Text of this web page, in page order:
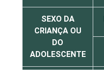
SEXO DA
CRIANÇA OU
DO
ADOLESCENTE